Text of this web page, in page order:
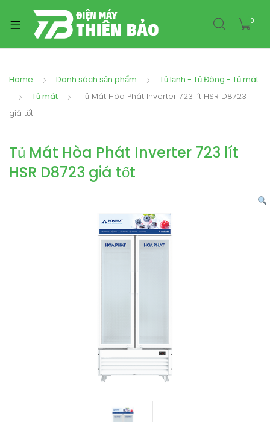
0
Home Danh sách sản phẩm
Tủ lạnh - Tủ Đông - Tủ mát
Tủ mát
Tủ Mát Hòa Phát Inverter 723 lít HSR D8723
giá tốt
Tủ Mát Hòa Phát Inverter 723 lít
HSR D8723 giá tốt